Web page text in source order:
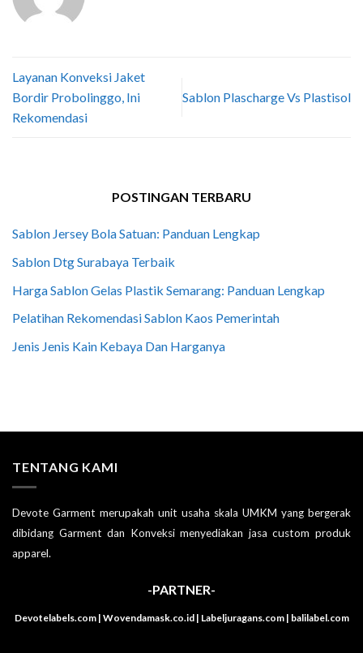
Layanan Konveksi Jaket
Bordir Probolinggo, Ini
Rekomendasi
Sablon Plascharge Vs Plastisol
POSTINGAN TERBARU
Sablon Jersey Bola Satuan: Panduan Lengkap
Sablon Dtg Surabaya Terbaik
Harga Sablon Gelas Plastik Semarang: Panduan Lengkap
Pelatihan Rekomendasi Sablon Kaos Pemerintah
Jenis Jenis Kain Kebaya Dan Harganya
TENTANG KAMI
Devote Garment merupakah unit usaha skala UMKM yang bergerak
dibidang Garment dan Konveksi menyediakan jasa custom produk
apparel.
-PARTNER-
Devotelabels.com | Wovendamask.co.id | Labeljuragans.com | balilabel.com